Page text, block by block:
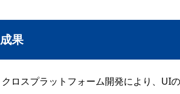
成果
クロスプラットフォーム開発により、UI